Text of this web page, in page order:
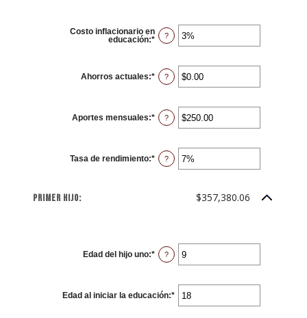
Costo inflacionario en
educación:* Enter
between
0%
and
?
Ahorros actuales:* Enter
an
$0.00
and
$1,000,000.00
?
Aportes mensuales:* Enter
an
$0.00
and
$100,000.00
?
Tasa de rendimiento:* Enter
an
?
Primer hijo: $357,380.06
Edad del hijo uno:* Enter
an
and
?
Edad al iniciar la educación:* Enter